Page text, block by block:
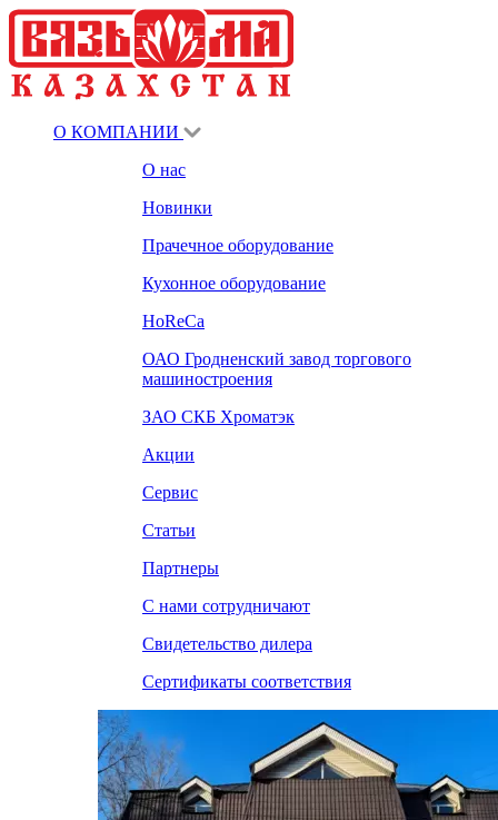
О КОМПАНИИ
О нас
Новинки
Прачечное оборудование
Кухонное оборудование
HoReCa
ОАО Гродненский завод торгового
машиностроения
ЗАО СКБ Хроматэк
Акции
Сервис
Статьи
Партнеры
С нами сотрудничают
Свидетельство дилера
Сертификаты соответствия